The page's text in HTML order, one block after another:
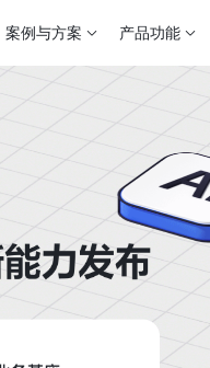
案例与方案 产品功能